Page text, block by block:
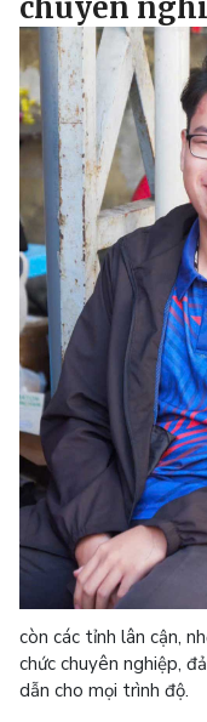
chuyên
còn các tỉnh lân cận,
chức chuyên nghiệp,
dẫn cho mọi trình độ.